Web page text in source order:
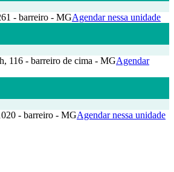
- barreiro - MGAgendar nessa unidade
116 - barreiro de cima - MGAgendar
- barreiro - MGAgendar nessa unidade